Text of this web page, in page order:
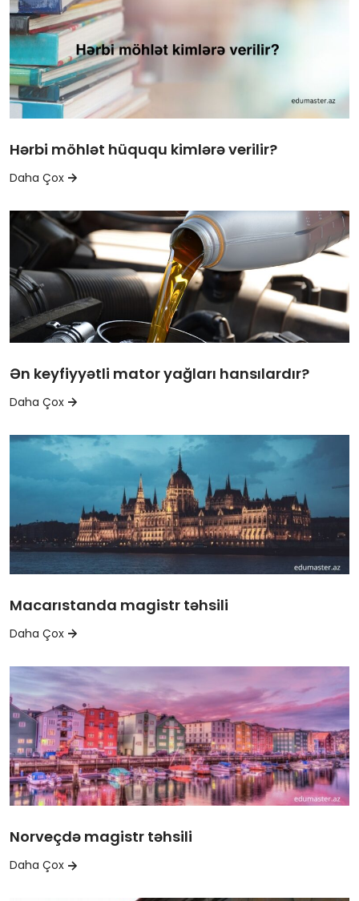
Hərbi möhlət hüququ kimlərə verilir?
Daha Çox
Ən keyfiyyətli mator yağları hansılardır?
Daha Çox
Macarıstanda magistr təhsili
Daha Çox
Norveçdə magistr təhsili
Daha Çox